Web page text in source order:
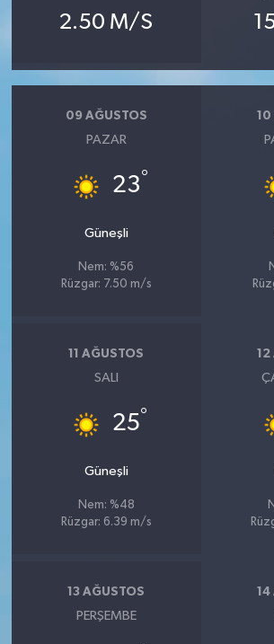
2.50 M/S
09 AĞUSTOS
PAZAR
23°
Güneşli
Nem: %56
Rüzgar: 7.50 m/s
10
11 AĞUSTOS
SALI
25°
Güneşli
Nem: %48
Rüzgar: 6.39 m/s
12
13 AĞUSTOS
PERŞEMBE
14